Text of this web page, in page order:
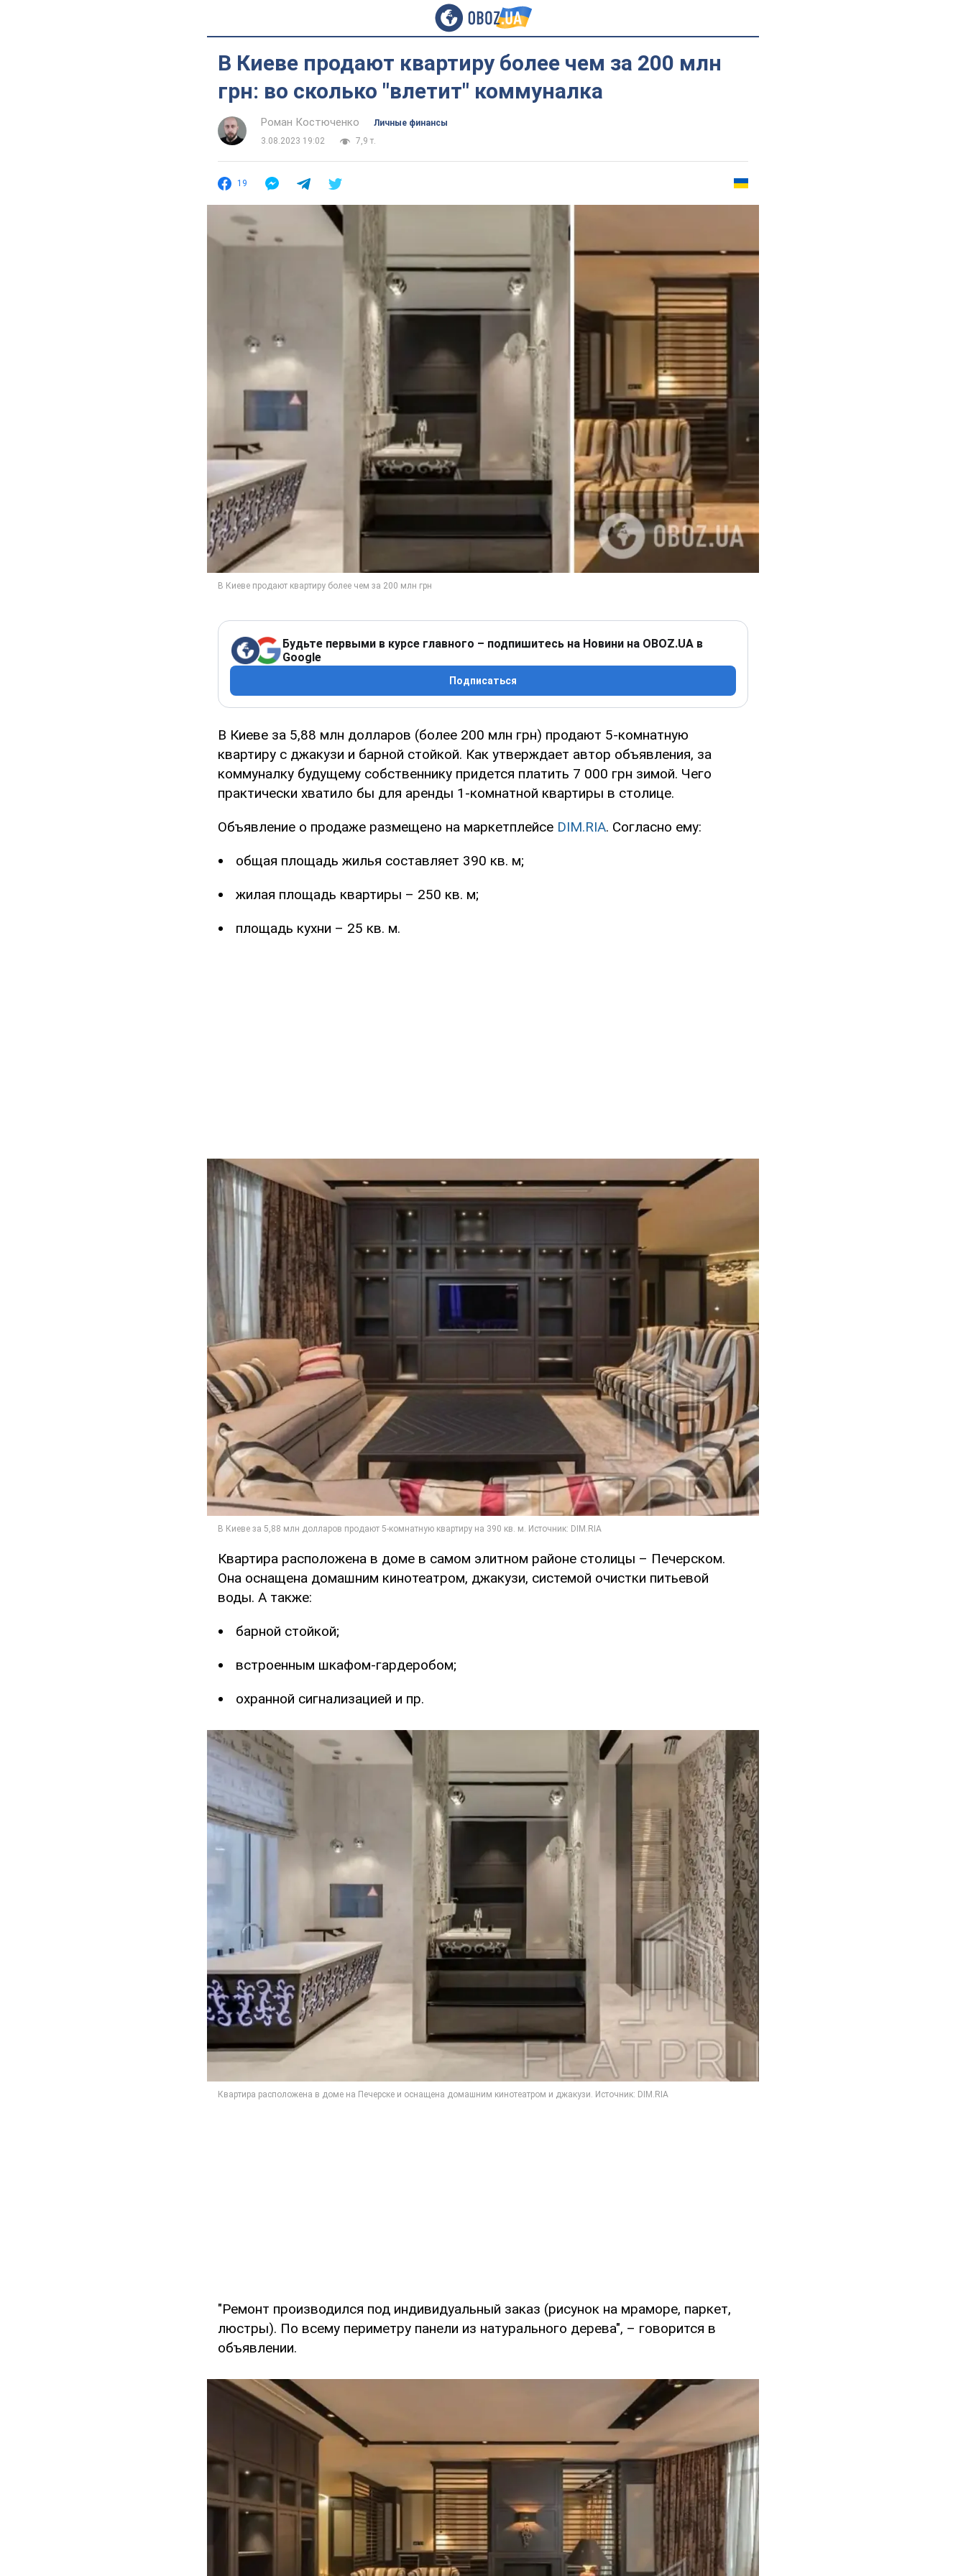
В Киеве продают квартиру более чем за 200 млн
грн: во сколько "влетит" коммуналка
Роман Костюченко
Личные финансы
3.08.2023 19:02
7,9 т.
19
Будьте первыми в курсе главного – подпишитесь на Новини на OBOZ.UA в
Google
Подписаться
В Киеве за 5,88 млн долларов (более 200 млн грн) продают 5-комнатную
квартиру с джакузи и барной стойкой. Как утверждает автор объявления, за
коммуналку будущему собственнику придется платить 7 000 грн зимой. Чего
практически хватило бы для аренды 1-комнатной квартиры в столице.
Объявление о продаже размещено на маркетплейсе DIM.RIA. Согласно ему:
общая площадь жилья составляет 390 кв. м;
жилая площадь квартиры – 250 кв. м;
площадь кухни – 25 кв. м.
Квартира расположена в доме в самом элитном районе столицы – Печерском.
Она оснащена домашним кинотеатром, джакузи, системой очистки питьевой
воды. А также:
барной стойкой;
встроенным шкафом-гардеробом;
охранной сигнализацией и пр.
"Ремонт производился под индивидуальный заказ (рисунок на мраморе, паркет,
люстры). По всему периметру панели из натурального дерева", – говорится в
объявлении.